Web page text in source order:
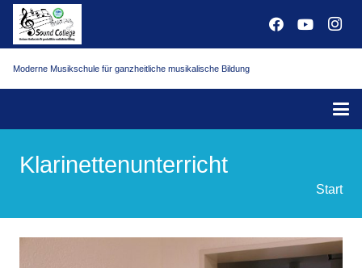
Moderne Musikschule für ganzheitliche musikalische Bildung
Klarinettenunterricht
Start